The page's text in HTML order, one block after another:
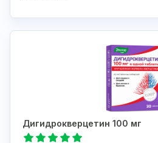
Дигидрокверцетин 100 мг